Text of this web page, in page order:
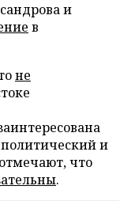
и
в
не
и
что
.